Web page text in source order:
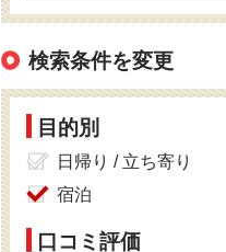
検索条件を変更
目的別
日帰り / 立ち寄り
宿泊
口コミ評価